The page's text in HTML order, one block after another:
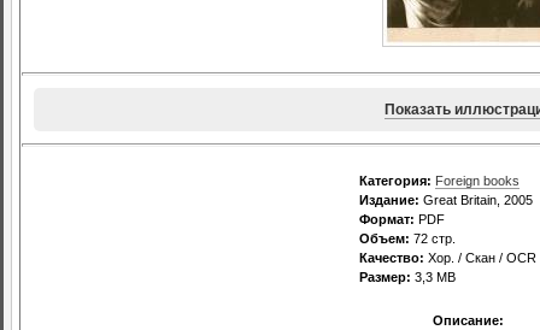
Показать
Категория: Foreign books
Издание: Great Britain, 2005
Формат: PDF
Объем: 72 стр.
Качество: Хор. / Скан / OCR
Размер: 3,3 МВ
Описание: